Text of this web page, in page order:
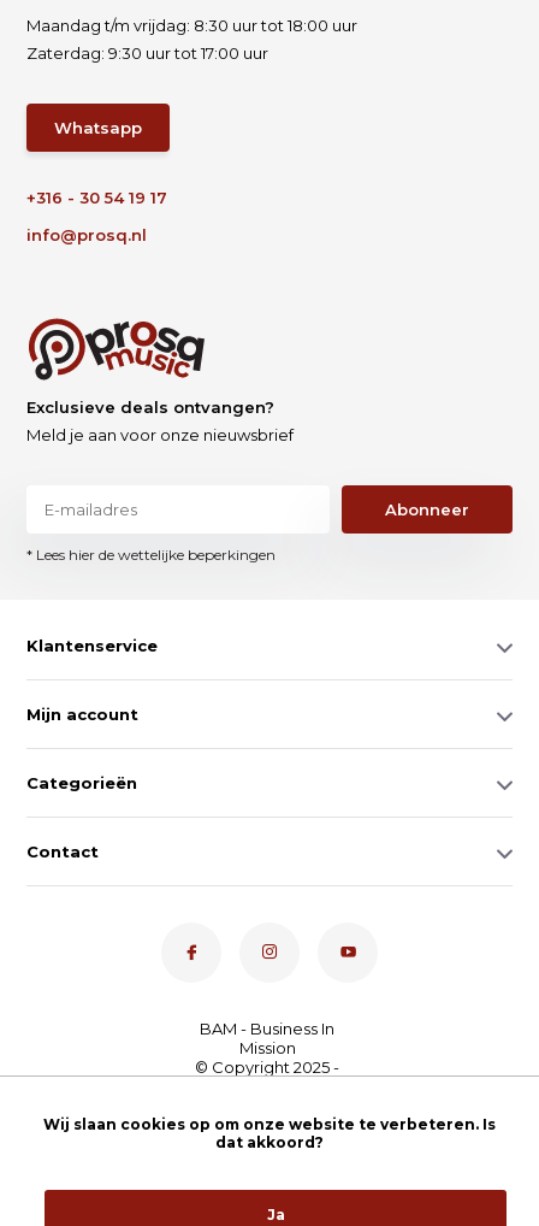
Maandag t/m vrijdag: 8:30 uur tot 18:00 uur
Zaterdag: 9:30 uur tot 17:00 uur
Whatsapp
+316 - 30 54 19 17
info@prosq.nl
Exclusieve deals ontvangen?
Meld je aan voor onze nieuwsbrief
Abonneer
* Lees hier de wettelijke beperkingen
Klantenservice
Mijn account
Categorieën
Contact
Nederland4,7- bekijk
onze 100+ reviews
Wij slaan cookies op om onze website te verbeteren. Is
dat akkoord?
Ja